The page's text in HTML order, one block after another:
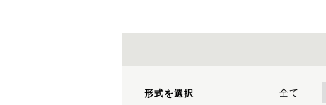
形式を選択 全て